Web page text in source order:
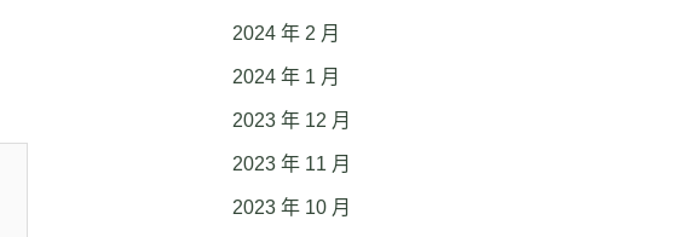
2024 年 2 月
2024 年 1 月
2023 年 12 月
2023 年 11 月
2023 年 10 月